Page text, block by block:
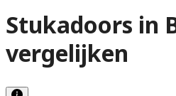
Stukadoors in
vergelijken